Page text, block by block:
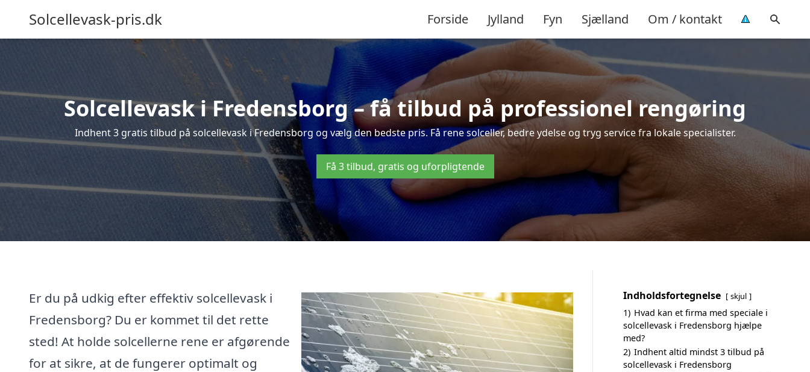
Solcellevask-pris.dk Forside Jylland Fyn Sjælland Om / kontakt
Solcellevask i Fredensborg – få tilbud på professionel rengøring
Indhent 3 gratis tilbud på solcellevask i Fredensborg og vælg den bedste pris. Få rene solceller, bedre ydelse og tryg service fra lokale specialister.
Få 3 tilbud, gratis og uforpligtende
Er du på udkig efter effektiv solcellevask i
Fredensborg? Du er kommet til det rette
sted! At holde solcellerne rene er afgørende
for at sikre, at de fungerer optimalt og
Indholdsfortegnelse skjul
1) Hvad kan et firma med speciale i
solcellevask i Fredensborg hjælpe
med?
2) Indhent altid mindst 3 tilbud på
solcellevask i Fredensborg